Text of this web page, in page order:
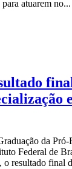
atuarem no...
da Pró-
Federal de
o resultado final